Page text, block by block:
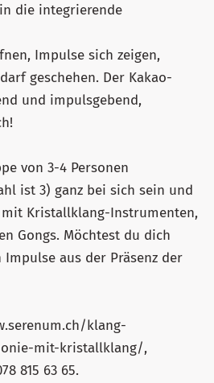
die integrierende
Impulse sich zeigen,
geschehen. Der Kakao-
und impulsgebend,
von 3-4 Personen
ist 3) ganz bei sich sein und
Kristallklang-Instrumenten,
Gongs. Möchtest du dich
aus der Präsenz der
klang-
mit-kristallklang/,
815 63 65.